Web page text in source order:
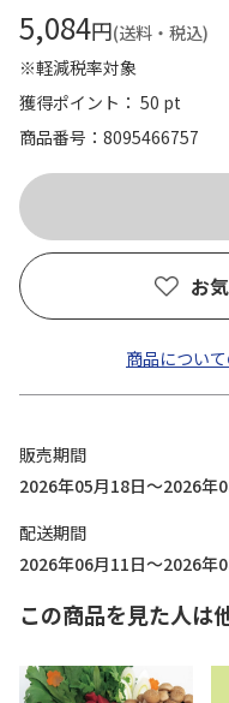
5,084円(送料・税込)
※軽減税率対象
獲得ポイント： 50 pt
商品番号
8095466757
お
商品につい
販売期間
2026年05月18日～2026年
配送期間
2026年06月11日～2026年
この商品を見た人は